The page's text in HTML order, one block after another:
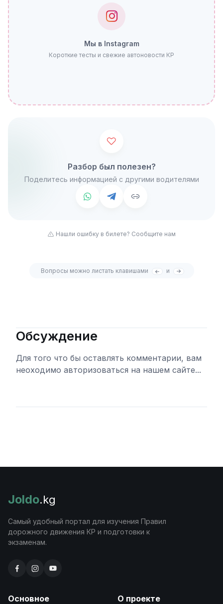
Мы в Instagram
Короткие тесты и свежие автоновости КР
Разбор был полезен?
Поделитесь информацией с другими водителями
Нашли ошибку в билете? Сообщите нам
Вопросы можно листать клавишами и
Обсуждение
Для того что бы оставлять комментарии, вам
неоходимо авторизоваться на нашем сайте...
Joldo.kg
Самый удобный портал для изучения Правил
дорожного движения КР и подготовки к
экзаменам.
Основное О проекте